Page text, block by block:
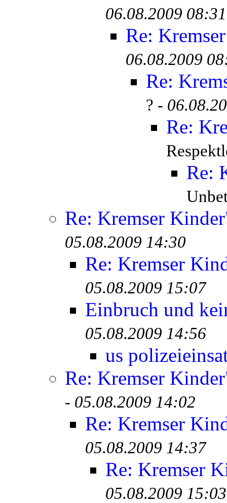
06.08.2009 08:31
Re:
06.08.2009
Re:
? -
Re:
Re:
Re: Kremser
05.08.2009 14:30
Re: Kremser
05.08.2009 15:07
Einbruch und
05.08.2009 14:56
us
Re: Kremser
- 05.08.2009 14:02
Re: Kremser
05.08.2009 14:37
Re: Kremser
05.08.2009 15:03